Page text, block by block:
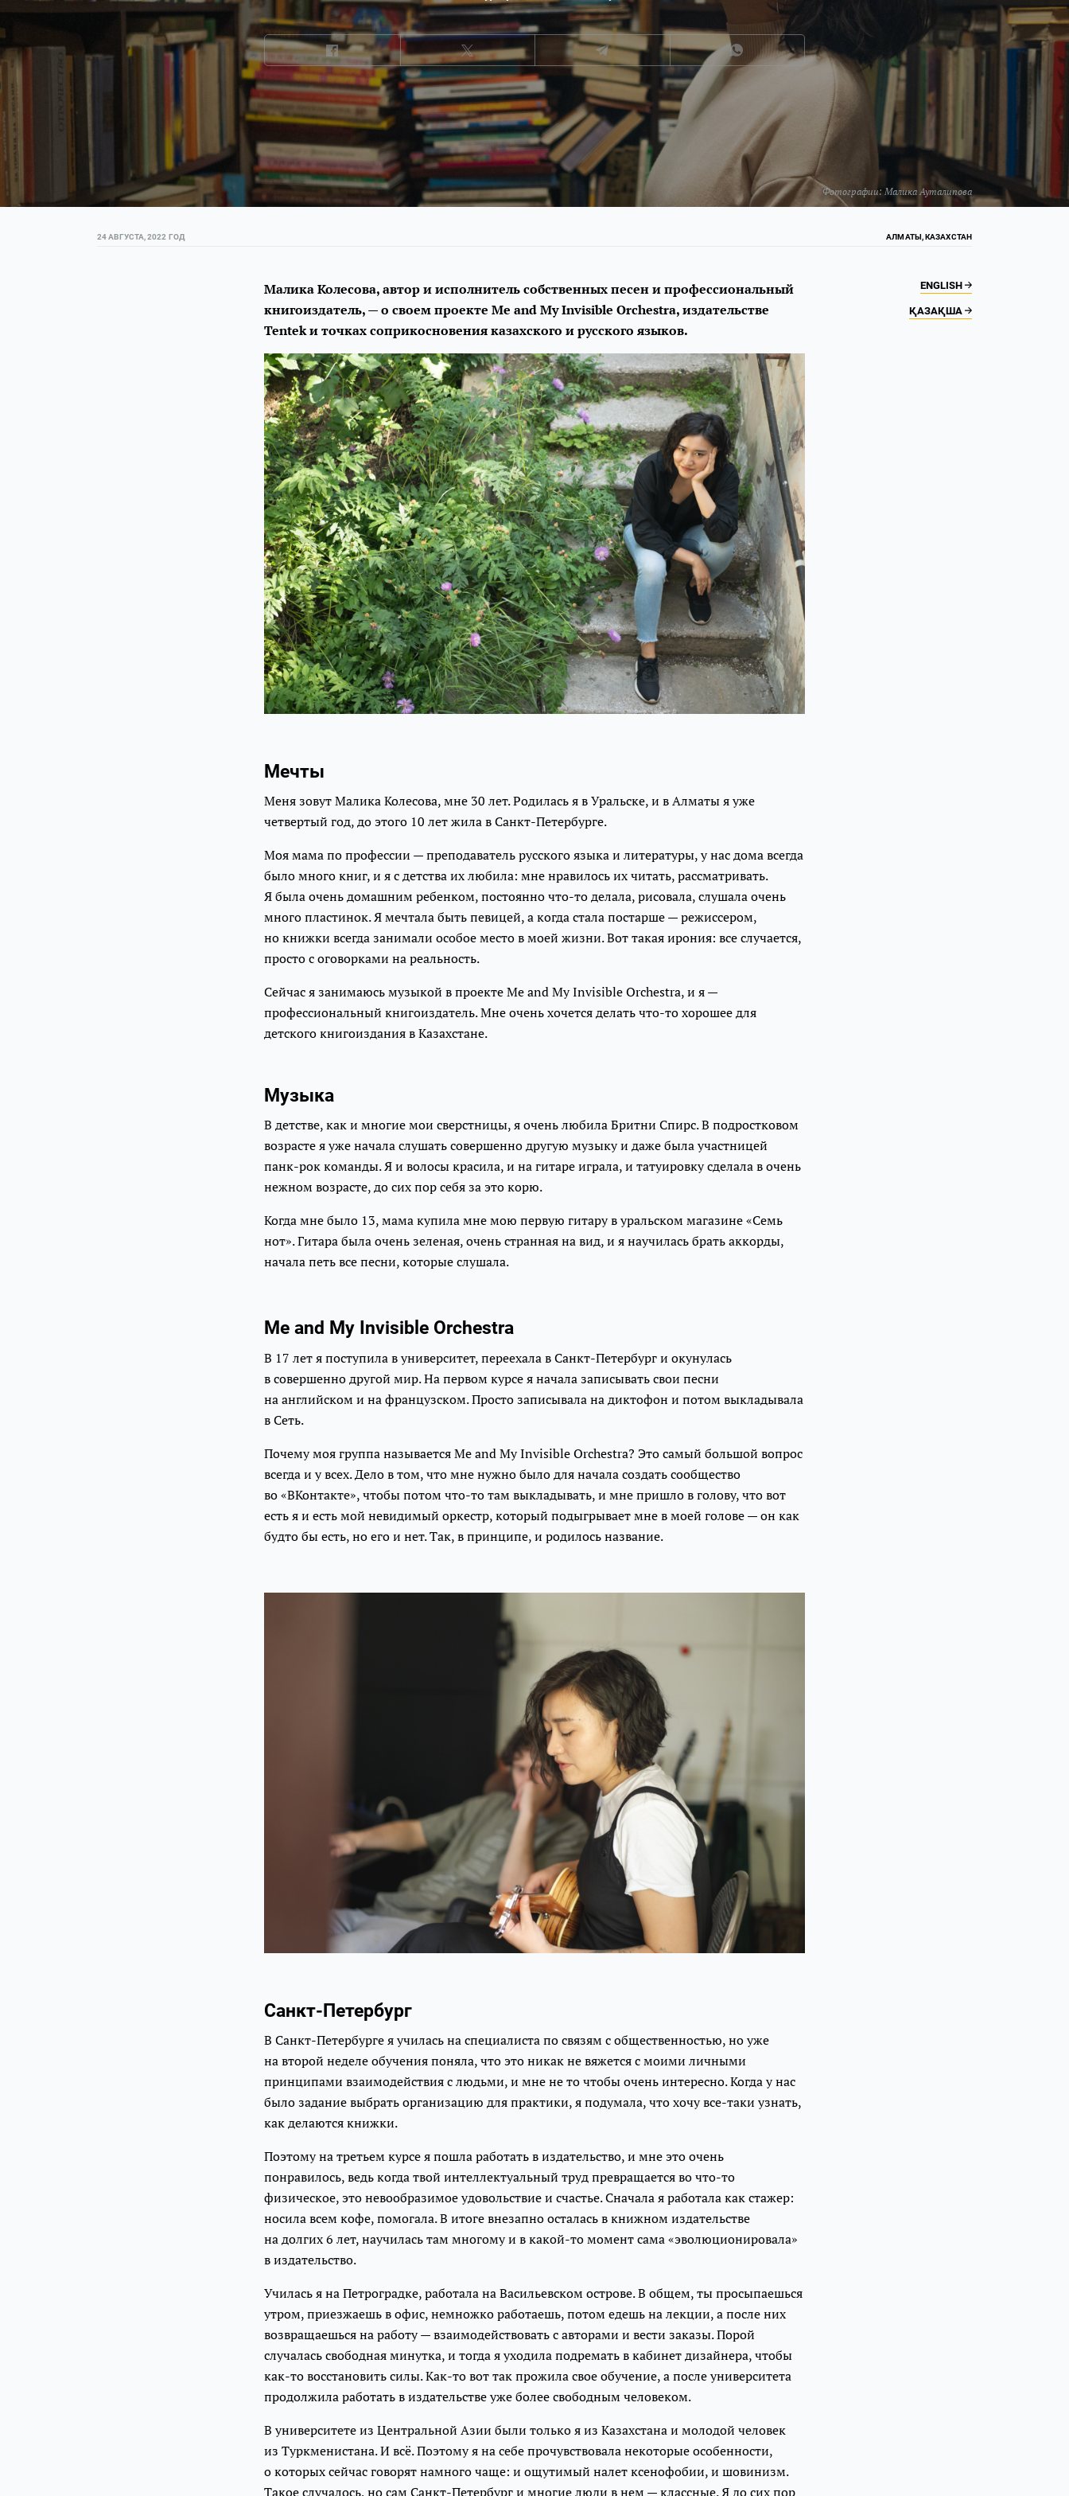
Фотографии: Малика Ауталипова
24 АВГУСТА, 2022 ГОД АЛМАТЫ, КАЗАХСТАН
ENGLISH
ҚАЗАҚША
Малика Колесова, автор и исполнитель собственных песен и профессиональный
книгоиздатель, — о своем проекте Me and My Invisible Orchestra, издательстве
Tentek и точках соприкосновения казахского и русского языков.
Мечты
Меня зовут Малика Колесова, мне 30 лет. Родилась я в Уральске, и в Алматы я уже
четвертый год, до этого 10 лет жила в Санкт-Петербурге.
Моя мама по профессии — преподаватель русского языка и литературы, у нас дома всегда
было много книг, и я с детства их любила: мне нравилось их читать, рассматривать.
Я была очень домашним ребенком, постоянно что-то делала, рисовала, слушала очень
много пластинок. Я мечтала быть певицей, а когда стала постарше — режиссером,
но книжки всегда занимали особое место в моей жизни. Вот такая ирония: все случается,
просто с оговорками на реальность.
Сейчас я занимаюсь музыкой в проекте Me and My Invisible Orchestra, и я —
профессиональный книгоиздатель. Мне очень хочется делать что-то хорошее для
детского книгоиздания в Казахстане.
Музыка
В детстве, как и многие мои сверстницы, я очень любила Бритни Спирс. В подростковом
возрасте я уже начала слушать совершенно другую музыку и даже была участницей
панк-рок команды. Я и волосы красила, и на гитаре играла, и татуировку сделала в очень
нежном возрасте, до сих пор себя за это корю.
Когда мне было 13, мама купила мне мою первую гитару в уральском магазине «Семь
нот». Гитара была очень зеленая, очень странная на вид, и я научилась брать аккорды,
начала петь все песни, которые слушала.
Me and My Invisible Orchestra
В 17 лет я поступила в университет, переехала в Санкт-Петербург и окунулась
в совершенно другой мир. На первом курсе я начала записывать свои песни
на английском и на французском. Просто записывала на диктофон и потом выкладывала
в Сеть.
Почему моя группа называется Me and My Invisible Orchestra? Это самый большой вопрос
всегда и у всех. Дело в том, что мне нужно было для начала создать сообщество
во «ВКонтакте», чтобы потом что-то там выкладывать, и мне пришло в голову, что вот
есть я и есть мой невидимый оркестр, который подыгрывает мне в моей голове — он как
будто бы есть, но его и нет. Так, в принципе, и родилось название.
Санкт-Петербург
В Санкт-Петербурге я училась на специалиста по связям с общественностью, но уже
на второй неделе обучения поняла, что это никак не вяжется с моими личными
принципами взаимодействия с людьми, и мне не то чтобы очень интересно. Когда у нас
было задание выбрать организацию для практики, я подумала, что хочу все-таки узнать,
как делаются книжки.
Поэтому на третьем курсе я пошла работать в издательство, и мне это очень
понравилось, ведь когда твой интеллектуальный труд превращается во что-то
физическое, это невообразимое удовольствие и счастье. Сначала я работала как стажер:
носила всем кофе, помогала. В итоге внезапно осталась в книжном издательстве
на долгих 6 лет, научилась там многому и в какой-то момент сама «эволюционировала»
в издательство.
Училась я на Петроградке, работала на Васильевском острове. В общем, ты просыпаешься
утром, приезжаешь в офис, немножко работаешь, потом едешь на лекции, а после них
возвращаешься на работу — взаимодействовать с авторами и вести заказы. Порой
случалась свободная минутка, и тогда я уходила подремать в кабинет дизайнера, чтобы
как-то восстановить силы. Как-то вот так прожила свое обучение, а после университета
продолжила работать в издательстве уже более свободным человеком.
В университете из Центральной Азии были только я из Казахстана и молодой человек
из Туркменистана. И всё. Поэтому я на себе прочувствовала некоторые особенности,
о которых сейчас говорят намного чаще: и ощутимый налет ксенофобии, и шовинизм.
Такое случалось, но сам Санкт-Петербург и многие люди в нем — классные. Я до сих пор